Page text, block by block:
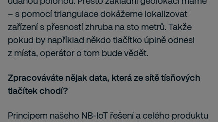
– s pomocí triangulace dokážeme lokalizovat
zařízení s přesností zhruba na sto metrů. Takže
pokud by například někdo tlačítko úplně odnesl
z místa, operátor o tom bude vědět.
Zpracováváte nějak data, která ze sítě tísňových
tlačítek chodí?
Principem našeho NB-IoT řešení a celého produktu